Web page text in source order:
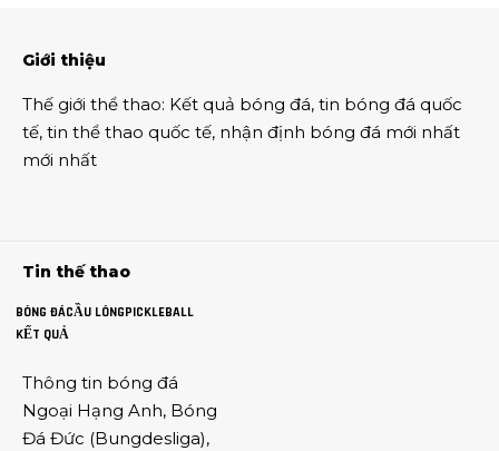
Giới thiệu
Thế giới thể thao: Kết quả bóng đá, tin bóng đá quốc
tế, tin thể thao quốc tế, nhận định bóng đá mới nhất
mới nhất
Tin thế thao
BÓNG ĐÁCẦU LÔNGPICKLEBALL
KẾT QUẢ
Thông tin bóng đá
Ngoại Hạng Anh, Bóng
Đá Đức (Bungdesliga),